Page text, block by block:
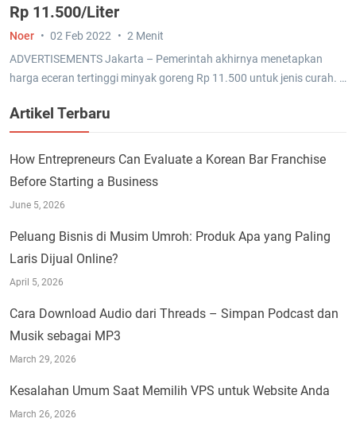
Rp 11.500/Liter
ADVERTISEMENTS Jakarta – Pemerintah akhirnya menetapkan
harga eceran tertinggi minyak goreng Rp 11.500 untuk jenis curah. …
Noer 02 Feb 2022 2 Menit
Artikel Terbaru
How Entrepreneurs Can Evaluate a Korean Bar Franchise
Before Starting a Business
June 5, 2026
Peluang Bisnis di Musim Umroh: Produk Apa yang Paling
Laris Dijual Online?
April 5, 2026
Cara Download Audio dari Threads – Simpan Podcast dan
Musik sebagai MP3
March 29, 2026
Kesalahan Umum Saat Memilih VPS untuk Website Anda
March 26, 2026